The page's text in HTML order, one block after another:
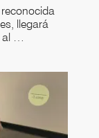
llegará
al …